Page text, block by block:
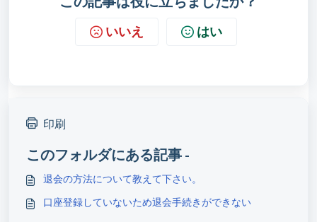
いいえ はい
印刷
このフォルダにある記事 -
退会の方法について教えて下さい。
口座登録していないため退会手続きができない